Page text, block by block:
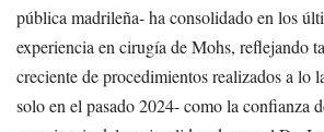
pública madrileña- ha consolidado en los
experiencia en cirugía de Mohs, reflejando
creciente de procedimientos realizados a lo
solo en el pasado 2024- como la confianza